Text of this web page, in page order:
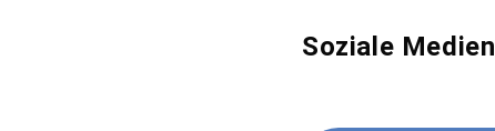
Soziale Medien